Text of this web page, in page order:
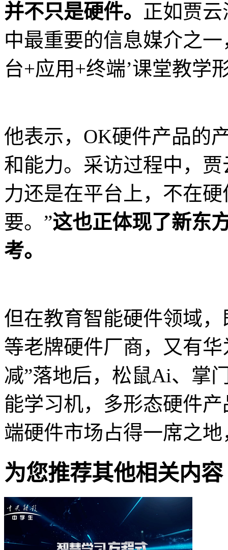
并不只是硬件。 正如贾
中最重要的信息媒介之
台+应用+终端’课堂教学
他表示，OK硬件产品的
和能力。采访过程中，
力还是在平台上，不在
要。”这也正体现了新东
考。
但在教育智能硬件领域
等老牌硬件厂商，又有
减”落地后，松鼠Ai、掌
能学习机，多形态硬件
端硬件市场占得一席之
为您推荐其他相关内容